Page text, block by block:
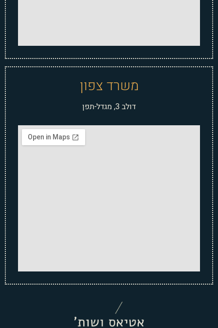
משרד צפון
דולב 3, מגדל-תפן